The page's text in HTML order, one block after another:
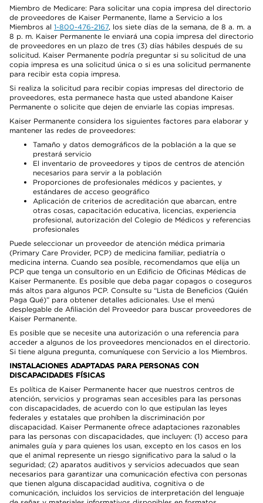
Miembro de Medicare: Para solicitar una copia impresa del directorio
de proveedores de Kaiser Permanente, llame a Servicio a los
Miembros al 1-800-476-2167, los siete días de la semana, de 8 a. m. a
8 p. m. Kaiser Permanente le enviará una copia impresa del directorio
de proveedores en un plazo de tres (3) días hábiles después de su
solicitud. Kaiser Permanente podría preguntar si su solicitud de una
copia impresa es una solicitud única o si es una solicitud permanente
para recibir esta copia impresa.
Si realiza la solicitud para recibir copias impresas del directorio de
proveedores, esta permanece hasta que usted abandone Kaiser
Permanente o solicite que dejen de enviarle las copias impresas.
Kaiser Permanente considera los siguientes factores para elaborar y
mantener las redes de proveedores:
Tamaño y datos demográficos de la población a la que se
prestará servicio
El inventario de proveedores y tipos de centros de atención
necesarios para servir a la población
Proporciones de profesionales médicos y pacientes, y
estándares de acceso geográfico
Aplicación de criterios de acreditación que abarcan, entre
otras cosas, capacitación educativa, licencias, experiencia
profesional, autorización del Colegio de Médicos y referencias
profesionales
Puede seleccionar un proveedor de atención médica primaria
(Primary Care Provider, PCP) de medicina familiar, pediatría o
medicina interna. Cuando sea posible, recomendamos que elija un
PCP que tenga un consultorio en un Edificio de Oficinas Médicas de
Kaiser Permanente. Es posible que deba pagar copagos o coseguros
más altos para algunos PCP. Consulte su “Lista de Beneficios (Quién
Paga Qué)” para obtener detalles adicionales. Use el menú
desplegable de Afiliación del Proveedor para buscar proveedores de
Kaiser Permanente.
Es posible que se necesite una autorización o una referencia para
acceder a algunos de los proveedores mencionados en el directorio.
Si tiene alguna pregunta, comuníquese con Servicio a los Miembros.
INSTALACIONES ADAPTADAS PARA PERSONAS CON
DISCAPACIDADES FÍSICAS
Es política de Kaiser Permanente hacer que nuestros centros de
atención, servicios y programas sean accesibles para las personas
con discapacidades, de acuerdo con lo que estipulan las leyes
federales y estatales que prohíben la discriminación por
discapacidad. Kaiser Permanente ofrece adaptaciones razonables
para las personas con discapacidades, que incluyen: (1) acceso para
animales guía y para quienes los usan, excepto en los casos en los
que el animal represente un riesgo significativo para la salud o la
seguridad; (2) aparatos auditivos y servicios adecuados que sean
necesarios para garantizar una comunicación efectiva con personas
que tienen alguna discapacidad auditiva, cognitiva o de
comunicación, incluidos los servicios de interpretación del lenguaje